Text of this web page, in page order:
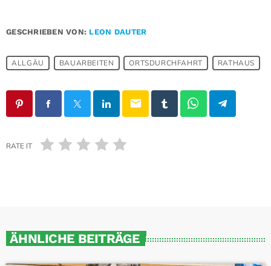
GESCHRIEBEN VON: LEON DAUTER
ALLGÄU BAUARBEITEN ORTSDURCHFAHRT RATHAUS
email
RATE IT
ÄHNLICHE BEITRÄGE